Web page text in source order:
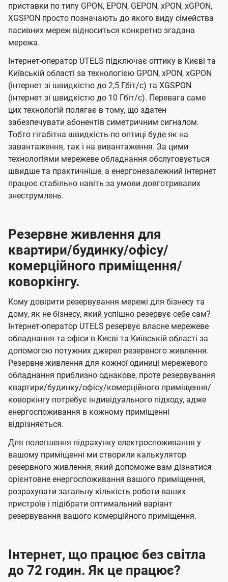
приставки по типу GPON, EPON, GEPON, xPON, xGPON,
XGSPON просто позначають до якого виду сімейства
пасивних мереж відноситься конкретно згадана
мережа.
Інтернет-оператор UTELS підключає оптику в Києві та
Київській області за технологією GPON, xPON, xGPON
(інтернет зі швидкістю до 2,5 Гбіт/с) та XGSPON
(інтернет зі швидкістю до 10 Гбіт/с). Перевага саме
цих технологій полягає в тому, що здатен
забезпечувати абонентів симетричним сигналом.
Тобто гігабітна швидкість по оптиці буде як на
завантаження, так і на вивантаження. За цими
технологіями мережеве обладнання обслуговується
швидше та практичніше, а енергонезалежний інтернет
працює стабільно навіть за умови довготривалих
знеструмлень.
Резервне живлення для
квартири/будинку/офісу/
комерційного приміщення/
коворкінгу.
Кому довірити резервування мережі для бізнесу та
дому, як не бізнесу, який успішно резервує себе сам?
Інтернет-оператор UTELS резервує власне мережеве
обладнання та офіси в Києві та Київській області за
допомогою потужних джерел резервного живлення.
Резервне живлення для кожної одиниці мережевого
обладнання приблизно однакове, проте резервування
квартири/будинку/офісу/комерційного приміщення/
коворкінгу потребує індивідуального підходу, адже
енергоспоживання в кожному приміщенні
відрізняється.
Для полегшення підрахунку електроспоживання у
вашому приміщенні ми створили калькулятор
резервного живлення, який допоможе вам дізнатися
орієнтовне енергоспоживання вашого приміщення,
розрахувати загальну кількість роботи ваших
пристроїв і підібрати оптимальний варіант
резервування вашого комерційного приміщення.
Інтернет, що працює без світла
до 72 годин. Як це працює?